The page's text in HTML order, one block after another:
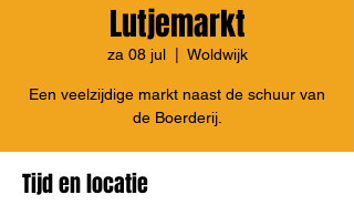
Lutjemarkt
za 08 jul
  |
Woldwijk
Een veelzijdige markt naast de schuur van
de Boerderij.
Tijd en locatie